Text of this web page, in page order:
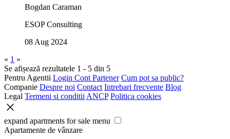
Bogdan Caraman
ESOP Consulting
08 Aug 2024
« 1 »
Se afișează rezultatele 1 - 5 din 5
Pentru Agentii Login Cont Partener Cum pot sa public?
Companie Despre noi Contact Intrebari frecvente Blog
Legal Termeni si conditii ANCP Politica cookies
expand apartments for sale menu
Apartamente de vânzare